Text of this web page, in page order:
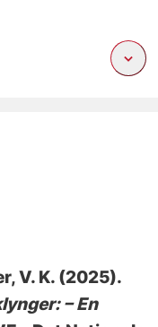
V. K. (2025).
– En